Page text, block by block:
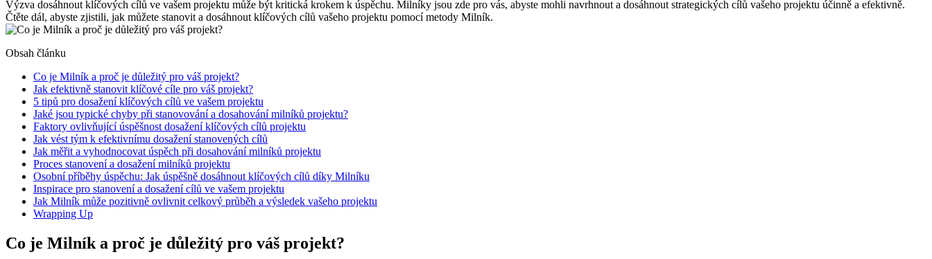
Výzva dosáhnout klíčových cílů ve vašem projektu může být kritická krokem k úspěchu. Milníky jsou zde pro vás, abyste mohli navrhnout a dosáhnout strategických cílů vašeho projektu účinně a efektivně.
Čtěte dál, abyste zjistili, jak můžete stanovit a dosáhnout klíčových cílů vašeho projektu pomocí metody Milník.
Obsah článku
Co je Milník a proč je důležitý pro váš projekt?
Jak efektivně stanovit klíčové cíle pro váš projekt?
5 tipů pro dosažení klíčových cílů ve vašem projektu
Jaké jsou typické chyby při stanovování a dosahování milníků projektu?
Faktory ovlivňující úspěšnost dosažení klíčových cílů projektu
Jak vést tým k efektivnímu dosažení stanovených cílů
Jak měřit a vyhodnocovat úspěch při dosahování milníků projektu
Proces stanovení a dosažení milníků projektu
Osobní příběhy úspěchu: Jak úspěšně dosáhnout klíčových cílů díky Milníku
Inspirace pro stanovení a dosažení cílů ve vašem projektu
Jak Milník může pozitivně ovlivnit celkový průběh a výsledek vašeho projektu
Wrapping Up
Co je Milník a proč je důležitý pro váš projekt?